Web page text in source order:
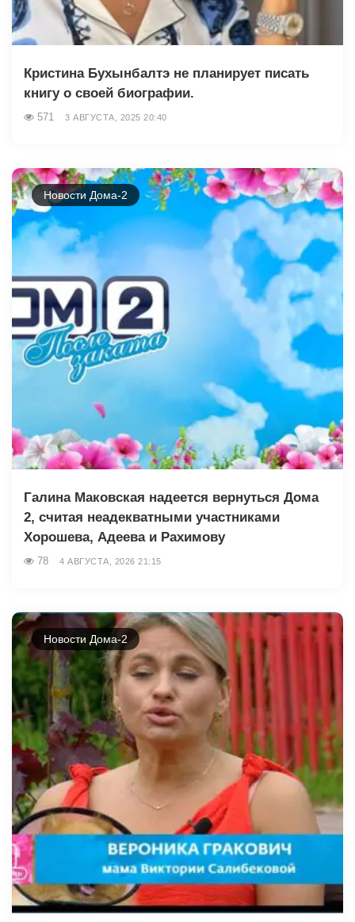
Кристина Бухынбалтэ не планирует писать
книгу о своей биографии.
571 3 АВГУСТА, 2025 20:40
Новости Дома-2
Галина Маковская надеется вернуться Дома
2, считая неадекватными участниками
Хорошева, Адеева и Рахимову
78 4 АВГУСТА, 2026 21:15
Новости Дома-2